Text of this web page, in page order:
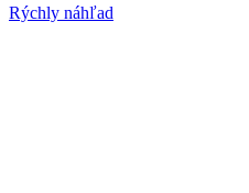
Rýchly náhľad